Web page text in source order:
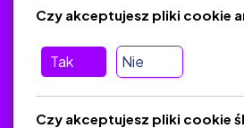
O platformie
Baza materiałów dydaktycznych
Jak zostać autorem
FAQ
Tak Nie
Czy akceptujesz pliki cookie
Czy akceptujesz pliki cookie